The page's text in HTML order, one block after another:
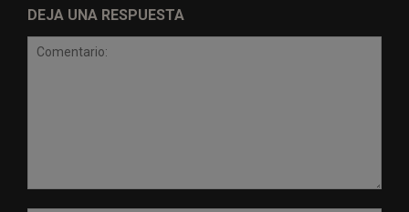
DEJA UNA RESPUESTA